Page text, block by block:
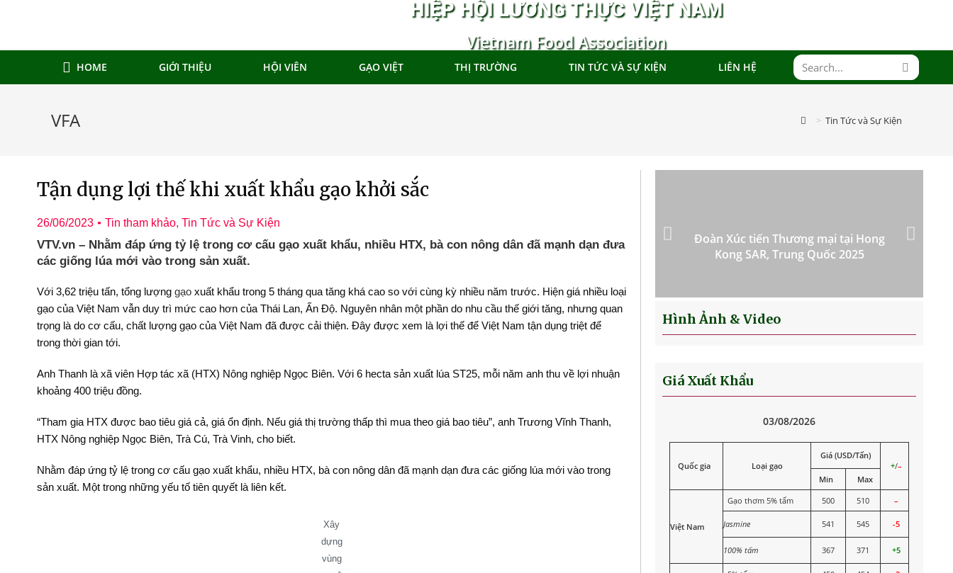
HIỆP HỘI LƯƠNG THỰC VIỆT NAM
Vietnam Food Association
HOME GIỚI THIỆU HỘI VIÊN GẠO VIỆT THỊ TRƯỜNG TIN TỨC VÀ SỰ KIỆN LIÊN HỆ
VFA > Tin Tức và Sự Kiện
Tận dụng lợi thế khi xuất khẩu gạo khởi sắc
26/06/2023 Tin tham khảo, Tin Tức và Sự Kiện
VTV.vn – Nhằm đáp ứng tỷ lệ trong cơ cấu gạo xuất khẩu, nhiều HTX, bà con nông dân đã mạnh dạn đưa
các giống lúa mới vào trong sản xuất.
Với 3,62 triệu tấn, tổng lượng gạo xuất khẩu trong 5 tháng qua tăng khá cao so với cùng kỳ nhiều năm trước. Hiện giá nhiều loại
gạo của Việt Nam vẫn duy trì mức cao hơn của Thái Lan, Ấn Độ. Nguyên nhân một phần do nhu cầu thế giới tăng, nhưng quan
trọng là do cơ cấu, chất lượng gạo của Việt Nam đã được cải thiện. Đây được xem là lợi thế để Việt Nam tận dụng triệt để
trong thời gian tới.
Anh Thanh là xã viên Hợp tác xã (HTX) Nông nghiệp Ngọc Biên. Với 6 hecta sản xuất lúa ST25, mỗi năm anh thu về lợi nhuận
khoảng 400 triệu đồng.
“Tham gia HTX được bao tiêu giá cả, giá ổn định. Nếu giá thị trường thấp thì mua theo giá bao tiêu”, anh Trương Vĩnh Thanh,
HTX Nông nghiệp Ngọc Biên, Trà Cú, Trà Vinh, cho biết.
Nhằm đáp ứng tỷ lệ trong cơ cấu gạo xuất khẩu, nhiều HTX, bà con nông dân đã mạnh dạn đưa các giống lúa mới vào trong
sản xuất. Một trong những yếu tố tiên quyết là liên kết.
Xây
dựng
vùng
Đoàn Xúc tiến Thương mại tại Hong
Kong SAR, Trung Quốc 2025
Hình Ảnh & Video
Giá Xuất Khẩu
03/08/2026
Quốc gia Loại gạo
Giá (USD/Tấn)
+/–
Min
Max
Việt Nam
Gạo thơm 5% tấm 500 510 –
Jasmine 541 545 -5
100% tấm 367 371 +5